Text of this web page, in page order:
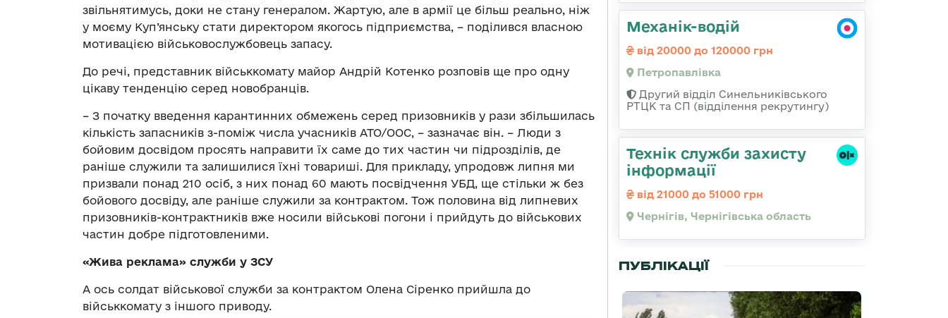
звільнятимусь, доки не стану генералом. Жартую, але в армії це більш реально, ніж
у моєму Куп’янську стати директором якогось підприємства, – поділився власною
мотивацією військовослужбовець запасу.
До речі, представник військкомату майор Андрій Котенко розповів ще про одну
цікаву тенденцію серед новобранців.
– З початку введення карантинних обмежень серед призовників у рази збільшилась
кількість запасників з-поміж числа учасників АТО/ООС, – зазначає він. – Люди з
бойовим досвідом просять направити їх саме до тих частин чи підрозділів, де
раніше служили та залишилися їхні товариші. Для прикладу, упродовж липня ми
призвали понад 210 осіб, з них понад 60 мають посвідчення УБД, ще стільки ж без
бойового досвіду, але раніше служили за контрактом. Тож половина від липневих
призовників-контрактників вже носили військові погони і прийдуть до військових
частин добре підготовленими.
«Жива реклама» служби у ЗСУ
А ось солдат військової служби за контрактом Олена Сіренко прийшла до
військкомату з іншого приводу.
Механік-водій
від 20000 до 120000 грн
Петропавлівка
Другий відділ Синельниківського
РТЦК та СП (відділення рекрутингу)
Технік служби захисту
інформації
від 21000 до 51000 грн
Чернігів, Чернігівська область
ПУБЛІКАЦІЇ